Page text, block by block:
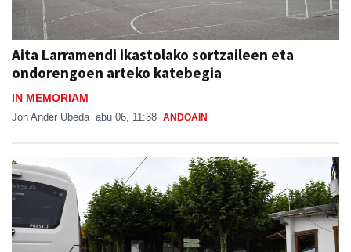
Aita Larramendi ikastolako sortzaileen eta
ondorengoen arteko katebegia
IN MEMORIAM
Jon Ander Ubeda abu 06, 11:38 ANDOAIN